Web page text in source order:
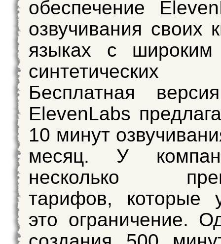
обеспечение
озвучивания своих
языках с
синтетических
Бесплатная
ElevenLabs
10 минут
месяц. У
несколько
тарифов, которые
это ограничение.